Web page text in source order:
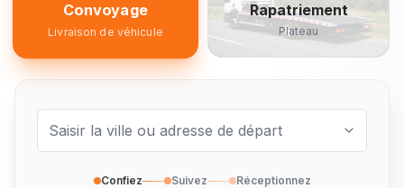
Convoyage
Livraison de véhicule
Rapatriement
Plateau
Confiez Suivez Réceptionnez